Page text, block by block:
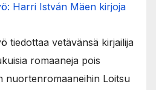
Harri István Mäen kirjoja
tiedottaa vetävänsä kirjailija
romaaneja pois
nuortenromaaneihin Loitsu